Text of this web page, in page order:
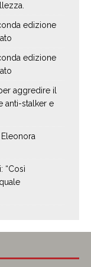
edizione
edizione
aggredire il
anti-stalker e
“Così